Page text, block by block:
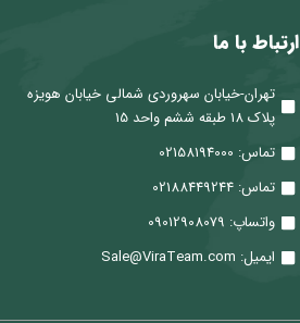
ارتباط با ما
تهران-خیابان سهروردی شمالی خیابان هویزه
پلاک 18 طبقه ششم واحد 15
تماس: 02158194000
تماس: 02188449244
واتساپ: 09012908079
ایمیل: Sale@ViraTeam.com